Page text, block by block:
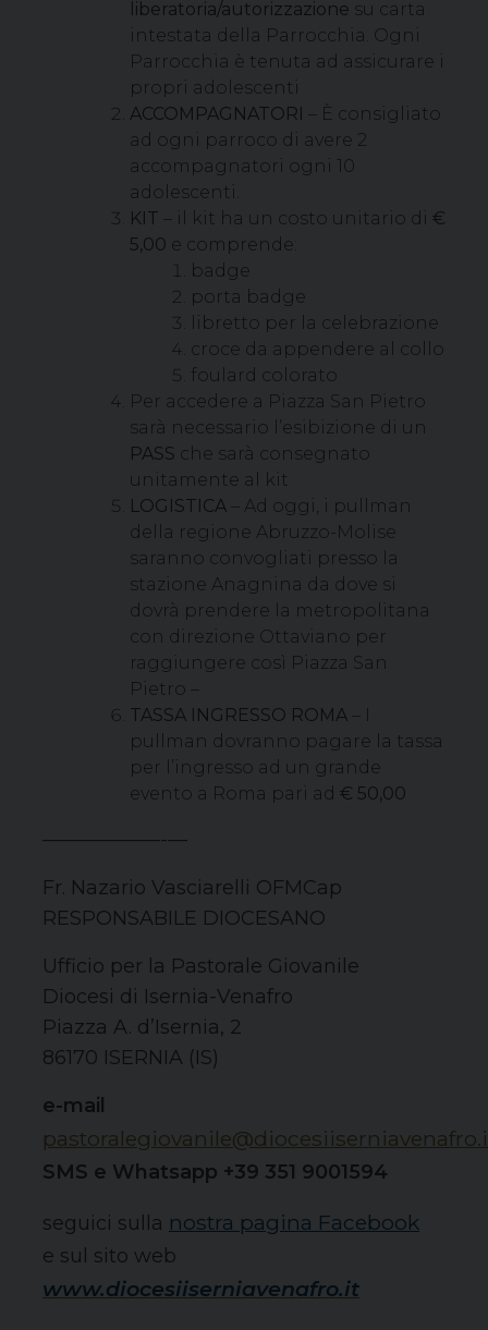
liberatoria/autorizzazione su carta
intestata della Parrocchia. Ogni
Parrocchia è tenuta ad assicurare i
propri adolescenti
ACCOMPAGNATORI – È consigliato
ad ogni parroco di avere 2
accompagnatori ogni 10
adolescenti.
KIT – il kit ha un costo unitario di €
5,00 e comprende:
badge
porta badge
libretto per la celebrazione
croce da appendere al collo
foulard colorato
Per accedere a Piazza San Pietro
sarà necessario l’esibizione di un
PASS che sarà consegnato
unitamente al kit
LOGISTICA – Ad oggi, i pullman
della regione Abruzzo-Molise
saranno convogliati presso la
stazione Anagnina da dove si
dovrà prendere la metropolitana
con direzione Ottaviano per
raggiungere così Piazza San
Pietro –
TASSA INGRESSO ROMA – I
pullman dovranno pagare la tassa
per l’ingresso ad un grande
evento a Roma pari ad € 50,00
——————-—
Fr. Nazario Vasciarelli OFMCap
RESPONSABILE DIOCESANO
Ufficio per la Pastorale Giovanile
Diocesi di Isernia-Venafro
Piazza A. d’Isernia, 2
86170 ISERNIA (IS)
e-mail
SMS e Whatsapp +39 351 9001594
seguici sulla nostra pagina Facebook
e sul sito web
www.diocesiiserniavenafro.it